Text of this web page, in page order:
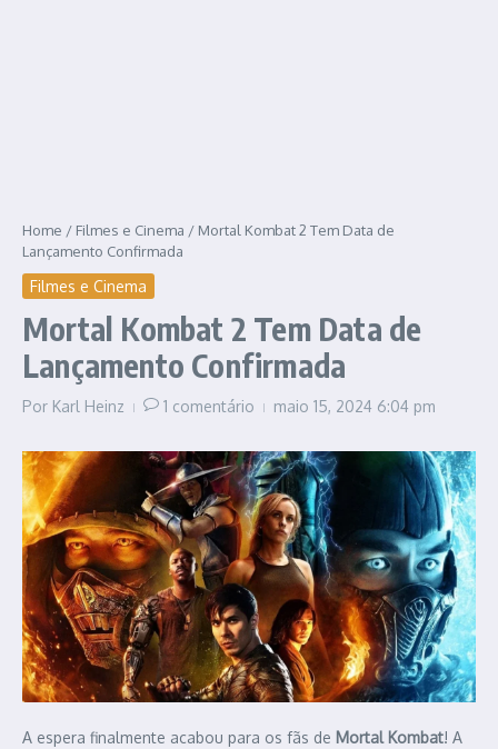
Home / Filmes e Cinema / Mortal Kombat 2 Tem Data de
Lançamento Confirmada
Filmes e Cinema
Mortal Kombat 2 Tem Data de
Lançamento Confirmada
Por Karl Heinz 1 comentário maio 15, 2024 6:04 pm
A espera finalmente acabou para os fãs de Mortal Kombat! A